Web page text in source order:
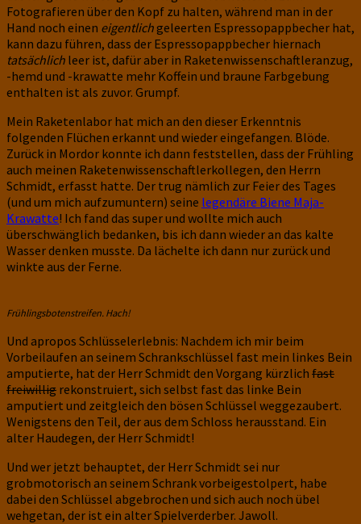
Fotografieren über den Kopf zu halten, während man in der
Hand noch einen eigentlichgeleerten Espressopappbecher hat,
kann dazu führen, dass der Espressopappbecher hiernach
tatsächlich leer ist, dafür aber in Raketenwissenschaftleranzug,
-hemd und -krawatte mehr Koffein und braune Farbgebung
enthalten ist als zuvor. Grumpf.
Mein Raketenlabor hat mich an den dieser Erkenntnis
folgenden Flüchen erkannt und wieder eingefangen. Blöde.
Zurück in Mordor konnte ich dann feststellen, dass der Frühling
auch meinen Raketenwissenschaftlerkollegen, den Herrn
Schmidt, erfasst hatte. Der trug nämlich zur Feier des Tages
(und um mich aufzumuntern) seine legendäre Biene Maja-
Krawatte! Ich fand das super und wollte mich auch
überschwänglich bedanken, bis ich dann wieder an das kalte
Wasser denken musste. Da lächelte ich dann nur zurück und
winkte aus der Ferne.
Frühlingsbotenstreifen. Hach!
Und apropos Schlüsselerlebnis: Nachdem ich mir beim
Vorbeilaufen an seinem Schrankschlüssel fast mein linkes Bein
amputierte, hat der Herr Schmidt den Vorgang kürzlich fast
freiwillig rekonstruiert, sich selbst fast das linke Bein
amputiert und zeitgleich den bösen Schlüssel weggezaubert.
Wenigstens den Teil, der aus dem Schloss herausstand. Ein
alter Haudegen, der Herr Schmidt!
Und wer jetzt behauptet, der Herr Schmidt sei nur
grobmotorisch an seinem Schrank vorbeigestolpert, habe
dabei den Schlüssel abgebrochen und sich auch noch übel
wehgetan, der ist ein alter Spielverderber. Jawoll.